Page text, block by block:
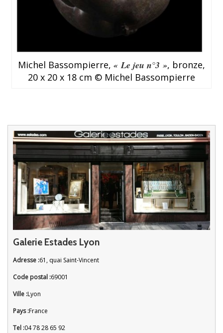
Michel Bassompierre, « Le jeu n°3 », bronze,
20 x 20 x 18 cm © Michel Bassompierre
Galerie Estades Lyon
Adresse :61, quai Saint-Vincent
Code postal :69001
Ville :Lyon
Pays :France
Tel :04 78 28 65 92